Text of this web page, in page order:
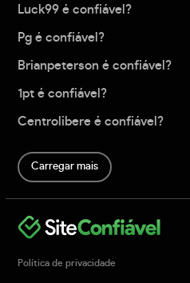
Luck99 é confiável?
Pg é confiável?
Brianpeterson é confiável?
1pt é confiável?
Centrolibere é confiável?
Carregar mais
Política de privacidade